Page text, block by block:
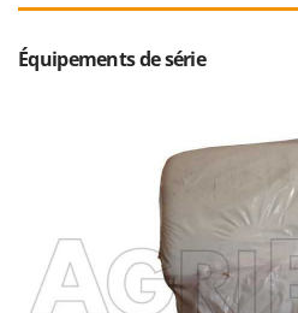
Équipements de série